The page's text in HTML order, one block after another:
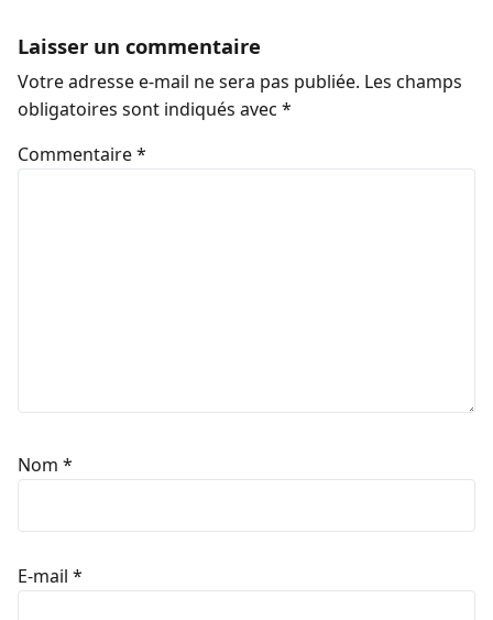
Laisser un commentaire
Votre adresse e-mail ne sera pas publiée. Les champs
obligatoires sont indiqués avec *
Commentaire*
Nom *
E-mail *